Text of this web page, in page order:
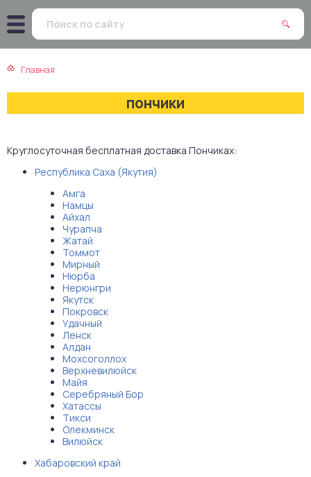
Главная
пончики
Круглосуточная бесплатная доставка Пончиках:
Республика Саха (Якутия)
Амга
Намцы
Айхал
Чурапча
Жатай
Томмот
Мирный
Нюрба
Нерюнгри
Якутск
Покровск
Удачный
Ленск
Алдан
Мохсоголлох
Верхневилюйск
Майя
Серебряный Бор
Хатассы
Тикси
Олекминск
Вилюйск
Хабаровский край
кухня
кухня
кухня